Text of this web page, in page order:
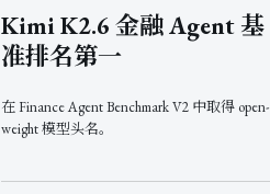
Kimi K2.6 金融 Agent 基
准排名第一
在 Finance Agent Benchmark V2 中取得 open-
weight 模型头名。